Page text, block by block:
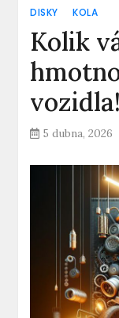
DISKY KOLA
Kolik
vozidla!
5 dubna, 2026